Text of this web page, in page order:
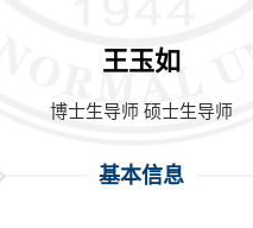
王玉如
博士生导师 硕士生导师
基本信息